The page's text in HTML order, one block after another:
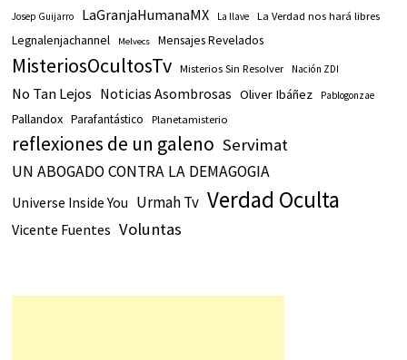
Josep Guijarro LaGranjaHumanaMX La llave La Verdad nos hará libres
Legnalenjachannel Melvecs Mensajes Revelados
MisteriosOcultosTv Misterios Sin Resolver Nación ZDI
No Tan Lejos Noticias Asombrosas Oliver Ibáñez Pablogonzae
Pallandox Parafantástico Planetamisterio
reflexiones de un galeno Servimat
UN ABOGADO CONTRA LA DEMAGOGIA
Universe Inside You Urmah Tv Verdad Oculta
Vicente Fuentes Voluntas